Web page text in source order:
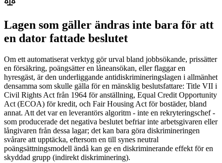
Lagen som gäller ändras inte bara för att
en dator fattade beslutet
Om ett automatiserat verktyg gör urval bland jobbsökande, prissätter
en försäkring, poängsätter en låneansökan, eller flaggar en
hyresgäst, är den underliggande antidiskrimineringslagen i allmänhet
densamma som skulle gälla för en mänsklig beslutsfattare: Title VII i
Civil Rights Act från 1964 för anställning, Equal Credit Opportunity
Act (ECOA) för kredit, och Fair Housing Act för bostäder, bland
annat. Att det var en leverantörs algoritm - inte en rekryteringschef -
som producerade det negativa beslutet befriar inte arbetsgivaren eller
långivaren från dessa lagar; det kan bara göra diskrimineringen
svårare att upptäcka, eftersom en till synes neutral
poängsättningsmodell ändå kan ge en diskriminerande effekt för en
skyddad grupp (indirekt diskriminering).